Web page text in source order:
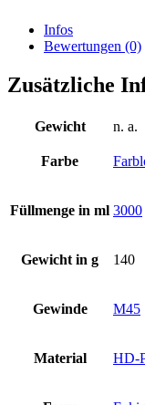
Dosen(73)
Flaschen
Kanister
Infos
Bewertungen (0)
Zusätzliche
Gewicht n. a.
Farbe
Füllmenge in ml 3000
Gewicht in g 140
Gewinde M45
Material HD-